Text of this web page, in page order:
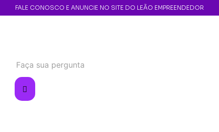
FALE CONOSCO E ANUNCIE NO SITE DO LEÃO EMPREENDEDOR